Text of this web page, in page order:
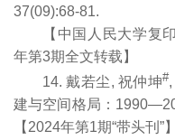
37(09):68-81.
【中国人民大学复
年第3期全文转载】
14. 戴若尘, 祝仲坤#
建与空间格局：
【2024年第1期“带头刊”】